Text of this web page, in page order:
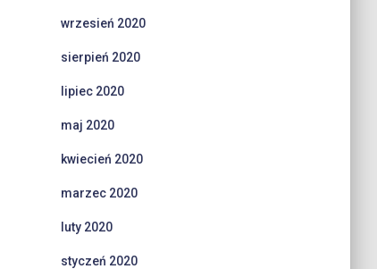
wrzesień 2020
sierpień 2020
lipiec 2020
maj 2020
kwiecień 2020
marzec 2020
luty 2020
styczeń 2020